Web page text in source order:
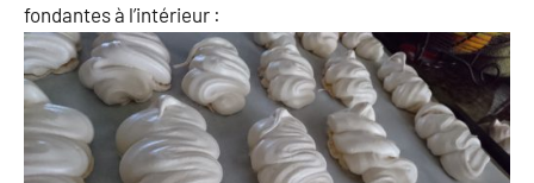
fondantes à l’intérieur :